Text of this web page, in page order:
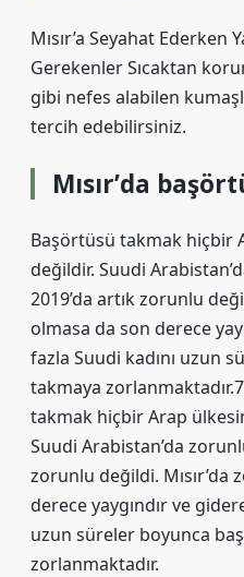
Mısır’a Seyahat Ederken
Gerekenler Sıcaktan
gibi nefes alabilen
tercih edebilirsiniz.
Mısır’da
Başörtüsü takmak hiçbir
değildir. Suudi
2019’da artık zorunlu
olmasa da son derece
fazla Suudi kadını uzun
takmaya
takmak hiçbir Arap
Suudi Arabistan’da
zorunlu değildi. Mısır’da
derece yaygındır ve
uzun süreler boyunca
zorlanmaktadır.